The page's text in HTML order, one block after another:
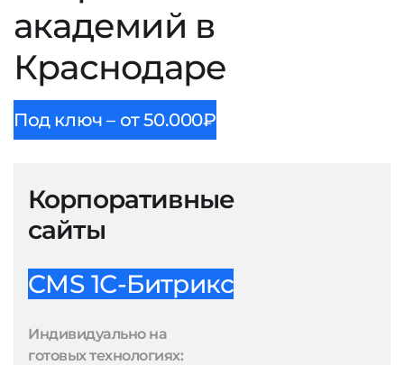
академий в
Краснодаре
Под ключ – от 50.000₽
Корпоративные
сайты
CMS 1С-Битрикс
Индивидуально на
готовых технологиях: